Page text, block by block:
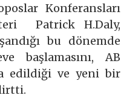
Konferansları
Patrick H.Daly,
bu dönemde
başlamasını, AB
edildiği ve yeni bir